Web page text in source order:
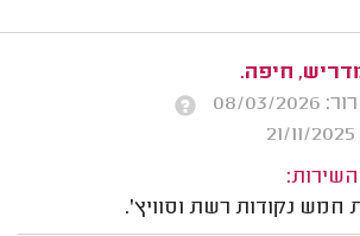
חיפה.
03/2026
חמש נקודות רשת וסוויץ'.